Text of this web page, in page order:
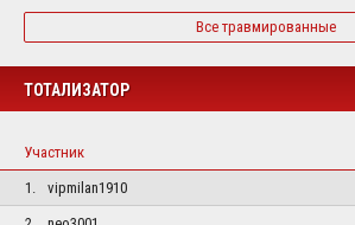
Все травмированные
ТОТАЛИЗАТОР
Участник
1.
vipmilan1910